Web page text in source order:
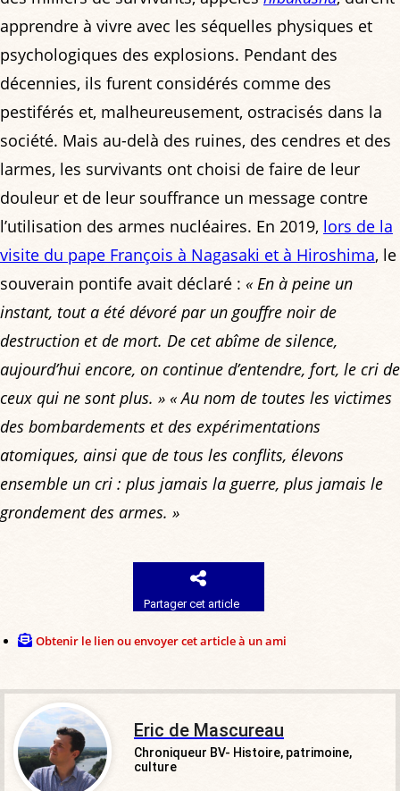
apprendre à vivre avec les séquelles physiques et
psychologiques des explosions. Pendant des
décennies, ils furent considérés comme des
pestiférés et, malheureusement, ostracisés dans la
société. Mais au-delà des ruines, des cendres et des
larmes, les survivants ont choisi de faire de leur
douleur et de leur souffrance un message contre
l’utilisation des armes nucléaires. En 2019, lors de la
visite du pape François à Nagasaki et à Hiroshima, le
souverain pontife avait déclaré : « En à peine un
instant, tout a été dévoré par un gouffre noir de
destruction et de mort. De cet abîme de silence,
aujourd’hui encore, on continue d’entendre, fort, le cri de
ceux qui ne sont plus. » « Au nom de toutes les victimes
des bombardements et des expérimentations
atomiques, ainsi que de tous les conflits, élevons
ensemble un cri : plus jamais la guerre, plus jamais le
grondement des armes. »
Partager cet article
Obtenir le lien ou envoyer cet article à un ami
Eric de Mascureau
Chroniqueur BV- Histoire, patrimoine,
culture